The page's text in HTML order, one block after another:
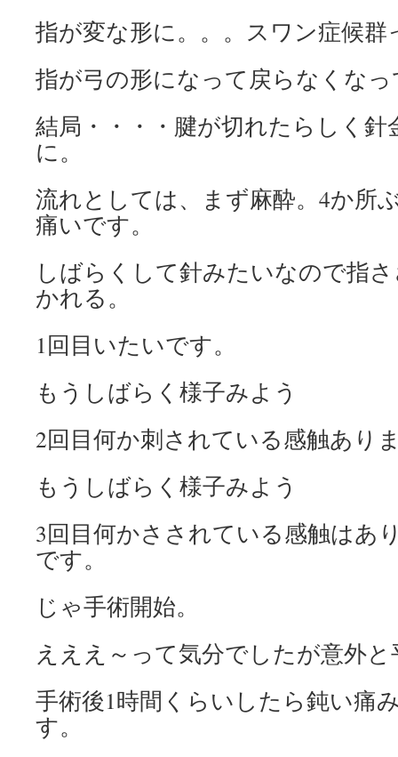
指が変な形に。。。スワン症候
指が弓の形になって戻らなくな
結局・・・・腱が切れたらしく針
に。
流れとしては、まず麻酔。4か所
痛いです。
しばらくして針みたいなので指
かれる。
1回目いたいです。
もうしばらく様子みよう
2回目何か刺されている感触あり
もうしばらく様子みよう
3回目何かさされている感触はあ
です。
じゃ手術開始。
えええ～って気分でしたが意外
手術後1時間くらいしたら鈍い痛
す。